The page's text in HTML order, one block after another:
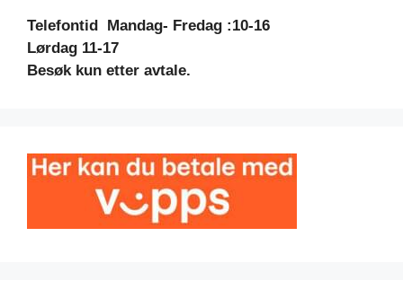
Telefontid
Mandag- Fredag :10-16
Lørdag 11-17
Besøk kun etter avtale.